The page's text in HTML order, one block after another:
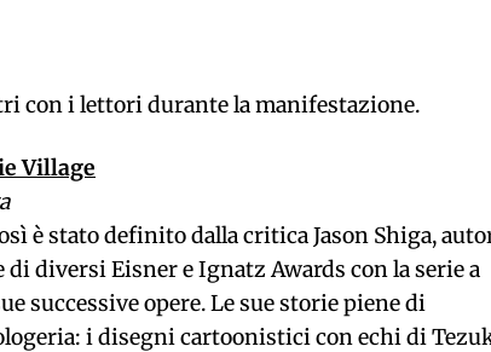
con i lettori durante la manifestazione.
Village
è stato definito dalla critica Jason Shiga,
diversi Eisner e Ignatz Awards con la serie a
successive opere. Le sue storie piene di
i disegni cartoonistici con echi di